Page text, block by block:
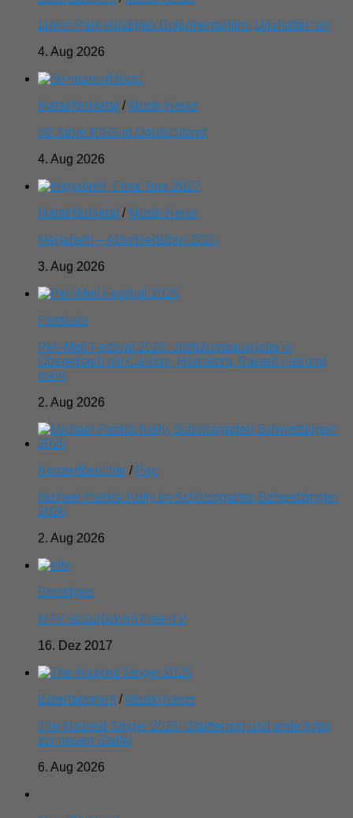
Linkin Park kündigen Dokumentarfilm „Unshatter“ an
4. Aug 2026
Metal/NuMetal / Musik-News
50 Jahre KISS in Deutschland
4. Aug 2026
Metal/NuMetal / Musik-News
Megadeth – Abschiedstour 2027
3. Aug 2026
Festivals
Pell-Mell Festival 2026: Jubiläumsausgabe in
Obererbach mit Caliban, Hämatom, Raised Fist und
mehr
2. Aug 2026
Konzertberichte / Pop
Michael Patrick Kelly im Schlossgarten Schwetzingen
2026
2. Aug 2026
Sonstiges
MTV ist zurück im Free-TV
16. Dez 2017
Entertainment / Musik-News
The Masked Singer 2026: Starttermin und erste Infos
zur neuen Staffel
6. Aug 2026